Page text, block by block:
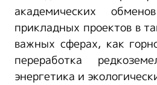
академических
прикладных проектов в
важных сферах, как
переработка
энергетика и